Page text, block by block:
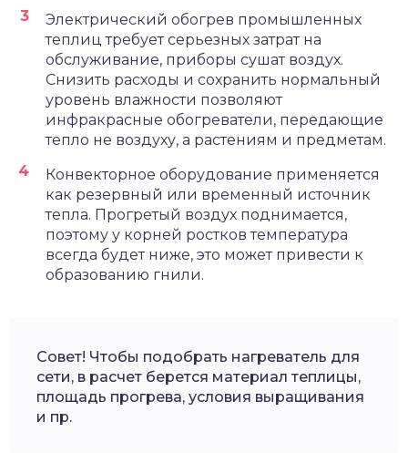
Электрический обогрев промышленных
теплиц требует серьезных затрат на
обслуживание, приборы сушат воздух.
Снизить расходы и сохранить нормальный
уровень влажности позволяют
инфракрасные обогреватели, передающие
тепло не воздуху, а растениям и предметам.
Конвекторное оборудование применяется
как резервный или временный источник
тепла. Прогретый воздух поднимается,
поэтому у корней ростков температура
всегда будет ниже, это может привести к
образованию гнили.
Совет! Чтобы подобрать нагреватель для
сети, в расчет берется материал теплицы,
площадь прогрева, условия выращивания
и пр.